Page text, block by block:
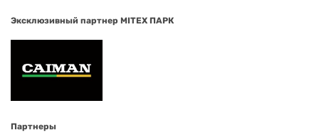
Эксклюзивный партнер MITEX ПАРК
Партнеры